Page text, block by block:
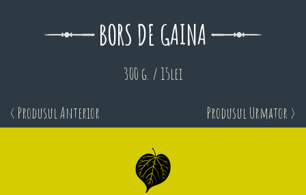
BORS DE GAINA
300 g. / 15lei
< Produsul Anterior Produsul Urmator >